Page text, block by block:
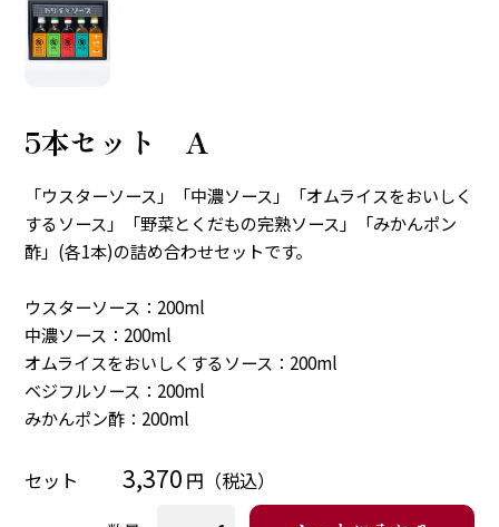
5本セット A
「ウスターソース」「中濃ソース」「オムライスをおいしく
するソース」「野菜とくだもの完熟ソース」「みかんポン
酢」(各1本)の詰め合わせセットです。
ウスターソース：200ml
中濃ソース：200ml
オムライスをおいしくするソース：200ml
ベジフルソース：200ml
みかんポン酢：200ml
セット 3,370 円（税込）